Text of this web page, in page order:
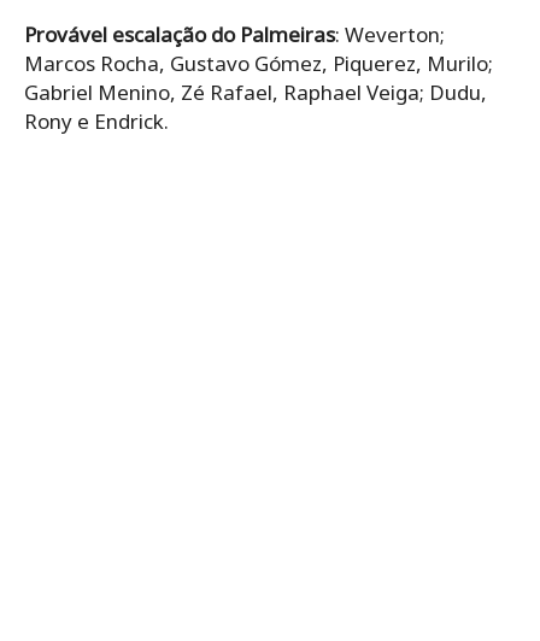
Provável escalação do Palmeiras: Weverton;
Marcos Rocha, Gustavo Gómez, Piquerez, Murilo;
Gabriel Menino, Zé Rafael, Raphael Veiga; Dudu,
Rony e Endrick.